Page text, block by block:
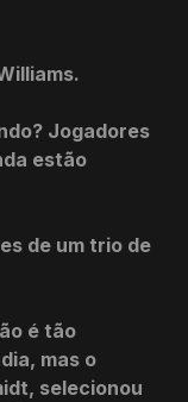
Jogadores
estão
de um trio de
é tão
mas o
selecionou